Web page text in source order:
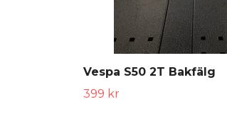
Vespa S50 2T Bakfälg
399 kr